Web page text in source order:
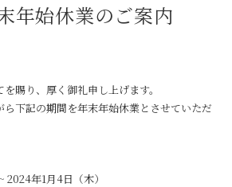
始休業のご案内
賜り、厚く御礼申し上げます。
下記の期間を年末年始休業とさせていただ
年1月4日（木）